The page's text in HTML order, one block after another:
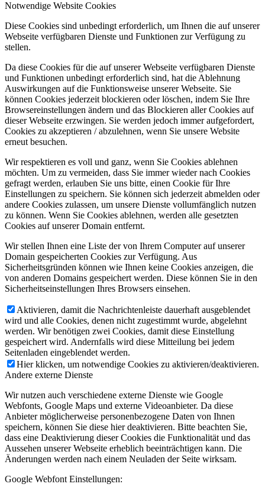
Notwendige Website Cookies
Diese Cookies sind unbedingt erforderlich, um Ihnen die auf unserer
Webseite verfügbaren Dienste und Funktionen zur Verfügung zu
stellen.
Da diese Cookies für die auf unserer Webseite verfügbaren Dienste
und Funktionen unbedingt erforderlich sind, hat die Ablehnung
Auswirkungen auf die Funktionsweise unserer Webseite. Sie
können Cookies jederzeit blockieren oder löschen, indem Sie Ihre
Browsereinstellungen ändern und das Blockieren aller Cookies auf
dieser Webseite erzwingen. Sie werden jedoch immer aufgefordert,
Cookies zu akzeptieren / abzulehnen, wenn Sie unsere Website
erneut besuchen.
Wir respektieren es voll und ganz, wenn Sie Cookies ablehnen
möchten. Um zu vermeiden, dass Sie immer wieder nach Cookies
gefragt werden, erlauben Sie uns bitte, einen Cookie für Ihre
Einstellungen zu speichern. Sie können sich jederzeit abmelden oder
andere Cookies zulassen, um unsere Dienste vollumfänglich nutzen
zu können. Wenn Sie Cookies ablehnen, werden alle gesetzten
Cookies auf unserer Domain entfernt.
Wir stellen Ihnen eine Liste der von Ihrem Computer auf unserer
Domain gespeicherten Cookies zur Verfügung. Aus
Sicherheitsgründen können wie Ihnen keine Cookies anzeigen, die
von anderen Domains gespeichert werden. Diese können Sie in den
Sicherheitseinstellungen Ihres Browsers einsehen.
Aktivieren, damit die Nachrichtenleiste dauerhaft ausgeblendet
wird und alle Cookies, denen nicht zugestimmt wurde, abgelehnt
werden. Wir benötigen zwei Cookies, damit diese Einstellung
gespeichert wird. Andernfalls wird diese Mitteilung bei jedem
Seitenladen eingeblendet werden.
Hier klicken, um notwendige Cookies zu aktivieren/deaktivieren.
Andere externe Dienste
Wir nutzen auch verschiedene externe Dienste wie Google
Webfonts, Google Maps und externe Videoanbieter. Da diese
Anbieter möglicherweise personenbezogene Daten von Ihnen
speichern, können Sie diese hier deaktivieren. Bitte beachten Sie,
dass eine Deaktivierung dieser Cookies die Funktionalität und das
Aussehen unserer Webseite erheblich beeinträchtigen kann. Die
Änderungen werden nach einem Neuladen der Seite wirksam.
Google Webfont Einstellungen: